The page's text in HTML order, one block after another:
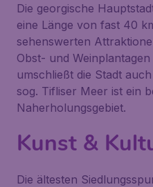
Die georgische
eine Länge von fast 40
sehenswerten
Obst- und
umschließt die Stadt
sog. Tifliser Meer ist ein
Naherholungsgebiet.
Kunst &
Die ältesten